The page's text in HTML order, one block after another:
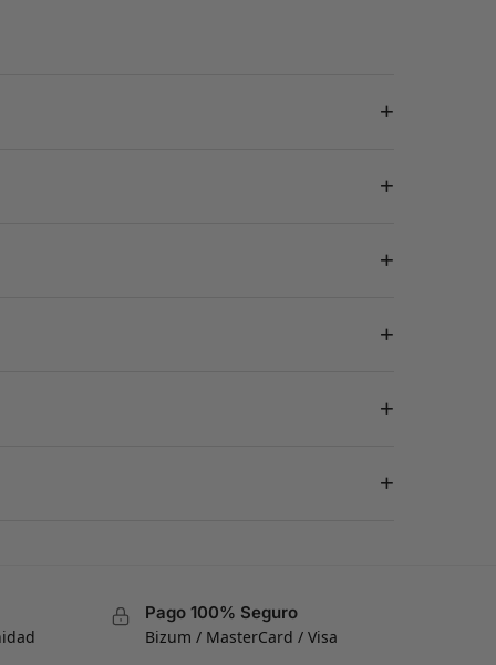
+
+
+
+
+
+
Pago 100% Seguro
Bizum / MasterCard / Visa